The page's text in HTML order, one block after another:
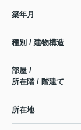
築年月
種別 / 建物構造
部屋 /
所在階 / 階建て
所在地